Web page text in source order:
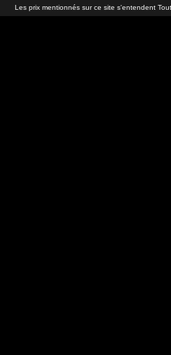
Les prix mentionnés sur ce site s'entendent